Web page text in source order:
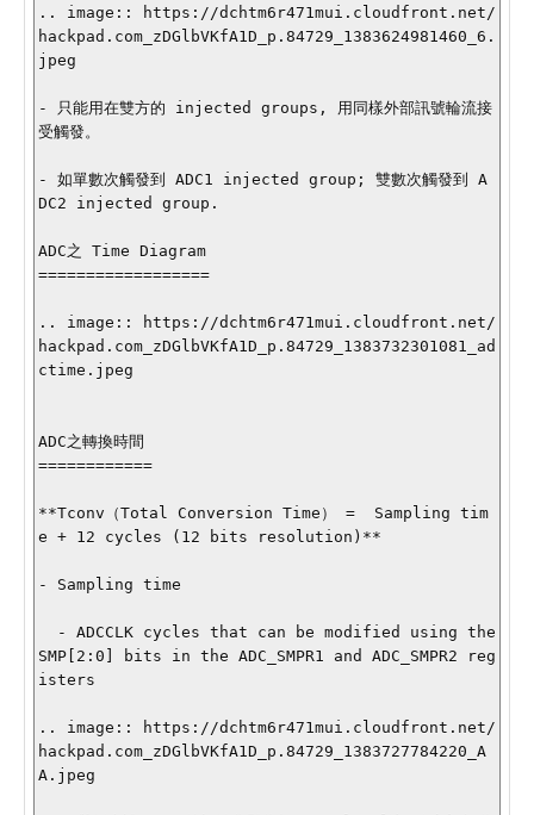
.. image:: https://dchtm6r471mui.cloudfront.net/
hackpad.com_zDGlbVKfA1D_p.84729_1383624981460_6.
jpeg
- 只能用在雙方的 injected groups, 用同樣外部訊號輪流接
受觸發。
- 如單數次觸發到 ADC1 injected group; 雙數次觸發到 A
DC2 injected group.
ADC之 Time Diagram
==================
.. image:: https://dchtm6r471mui.cloudfront.net/
hackpad.com_zDGlbVKfA1D_p.84729_1383732301081_ad
ctime.jpeg
ADC之轉換時間
============
**Tconv（Total Conversion Time） =  Sampling tim
e + 12 cycles (12 bits resolution)**
- Sampling time
SMP[2:0] bits in the ADC_SMPR1 and ADC_SMPR2 reg
isters
.. image:: https://dchtm6r471mui.cloudfront.net/
hackpad.com_zDGlbVKfA1D_p.84729_1383727784220_A
A.jpeg